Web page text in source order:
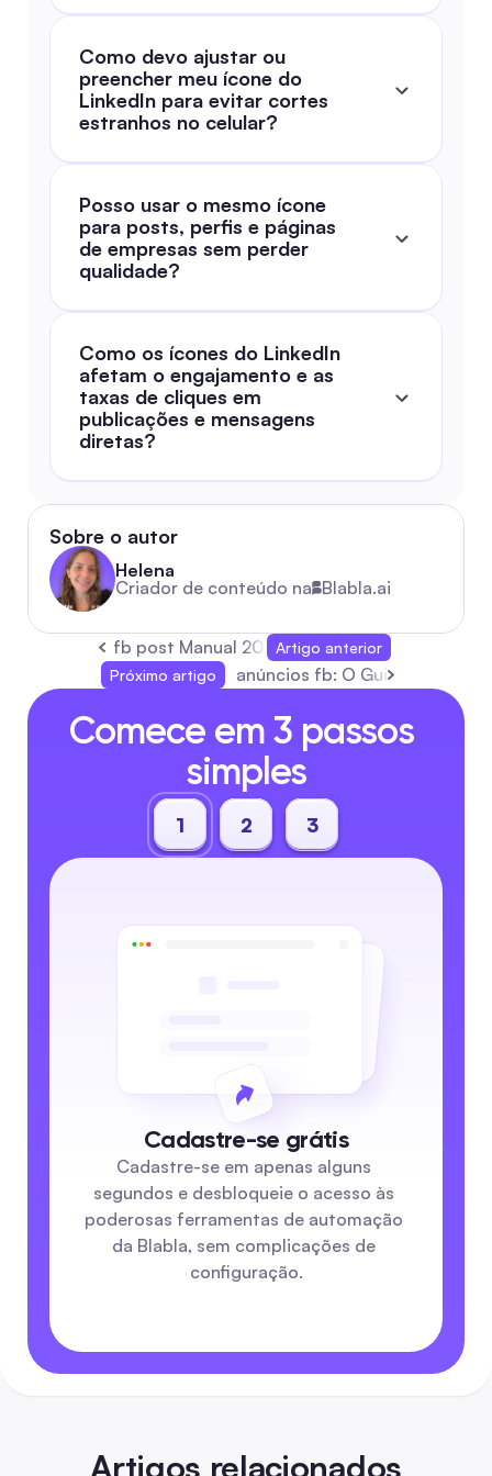
Como devo ajustar ou
preencher meu ícone do
LinkedIn para evitar cortes
estranhos no celular?
Posso usar o mesmo ícone
para posts, perfis e páginas
de empresas sem perder
qualidade?
Como os ícones do LinkedIn
afetam o engajamento e as
taxas de cliques em
publicações e mensagens
diretas?
Sobre o autor
Helena
Criador de conteúdo na Blabla.ai
fb post Manual 2026: Guia Completo para
Artigo anterior
Próximo artigo
anúncios fb: O Guia
Comece em 3 passos
simples
1 2 3
Cadastre-se grátis
Cadastre-se em apenas alguns
segundos e desbloqueie o acesso às
poderosas ferramentas de automação
da Blabla, sem complicações de
configuração.
Artigos relacionados